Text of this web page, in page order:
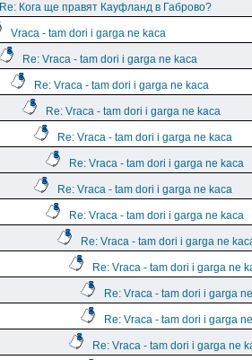
Re: Кога ще правят Кауфланд в Габрово?
Vraca - tam dori i garga ne kaca
Re: Vraca - tam dori i garga ne kaca
Re: Vraca - tam dori i garga ne kaca
Re: Vraca - tam dori i garga ne kaca
Re: Vraca - tam dori i garga ne kaca
Re: Vraca - tam dori i garga ne kaca
Re: Vraca - tam dori i garga ne kaca
Re: Vraca - tam dori i garga ne kaca
Re: Vraca - tam dori i garga ne
Re: Vraca - tam dori i garga ne
Re: Vraca - tam dori i garga
Re: Vraca - tam dori i garga
Re: Vraca - tam dori i garga ne